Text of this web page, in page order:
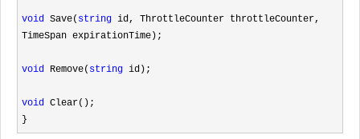
void Save( string id, ThrottleCounter throttleCounter,
TimeSpan expirationTime);
void Remove( string id);
void Clear();
}